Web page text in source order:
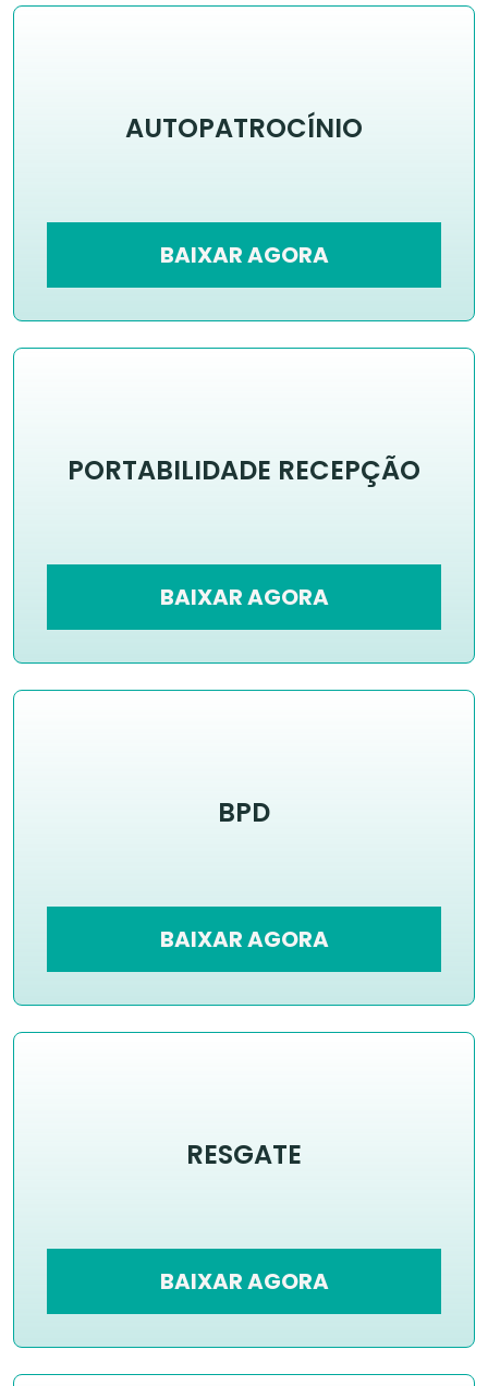
AUTOPATROCÍNIO
BAIXAR AGORA
PORTABILIDADE RECEPÇÃO
BAIXAR AGORA
BPD
BAIXAR AGORA
RESGATE
BAIXAR AGORA